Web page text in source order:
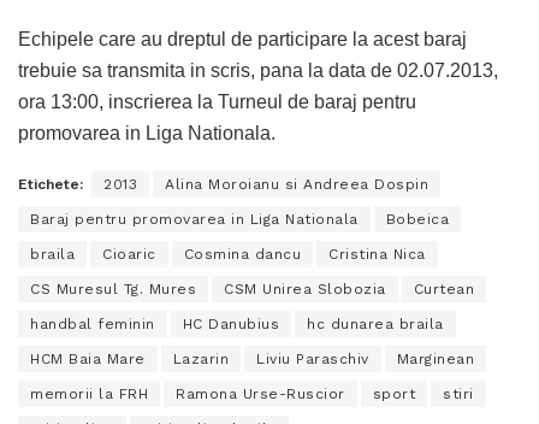
Echipele care au dreptul de participare la acest baraj
trebuie sa transmita in scris, pana la data de 02.07.2013,
ora 13:00, inscrierea la Turneul de baraj pentru
promovarea in Liga Nationala.
Etichete: 2013 Alina Moroianu si Andreea Dospin
Baraj pentru promovarea in Liga Nationala Bobeica
braila Cioaric Cosmina dancu Cristina Nica
CS Muresul Tg. Mures CSM Unirea Slobozia Curtean
handbal feminin HC Danubius hc dunarea braila
HCM Baia Mare Lazarin Liviu Paraschiv Marginean
memorii la FRH Ramona Urse-Ruscior sport stiri